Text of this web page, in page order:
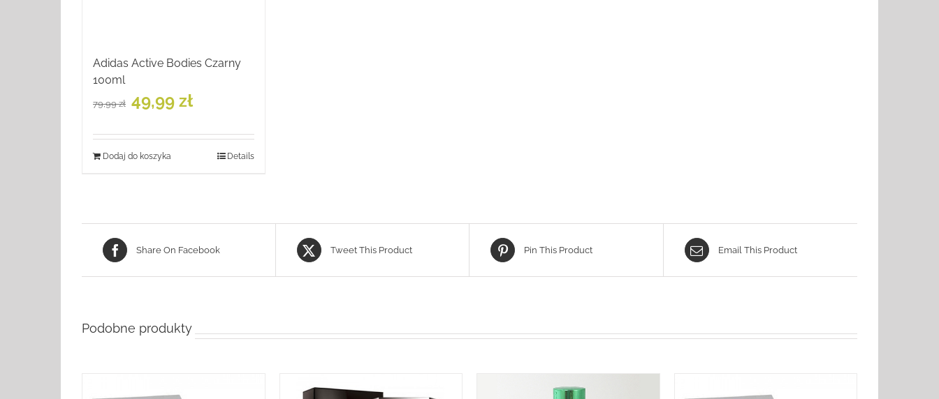
Adidas Active Bodies Czarny
100ml
79,99zł
Pierwotna
cena
79,99 zł.
49,99 złcena
49,99 zł.
Dodaj do koszyka Details
Share On Facebook Tweet This Product Pin This Product Email This Product
Podobne produkty